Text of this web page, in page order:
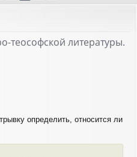
теософской литературы.
определить, относится ли